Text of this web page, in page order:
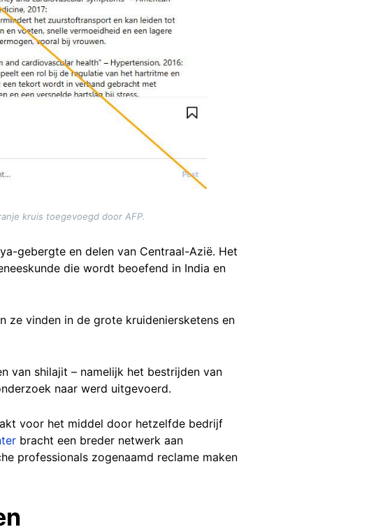
kruis toegevoegd door AFP.
gebergte en delen van Centraal-Azië. Het
die wordt beoefend in India en
ze vinden in de grote kruideniersketens en
van shilajit – namelijk het bestrijden van
naar werd uitgevoerd.
voor het middel door hetzelfde bedrijf
bracht een breder netwerk aan
professionals zogenaamd reclame maken